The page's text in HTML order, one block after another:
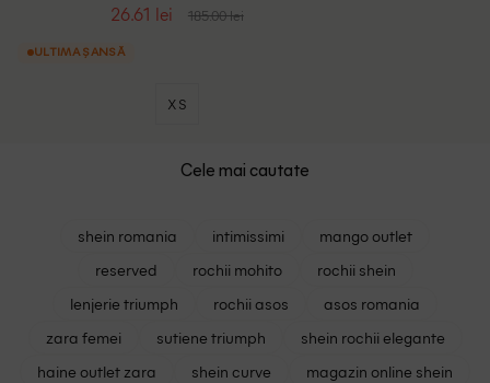
26.61 lei 185.00 lei
ULTIMA ȘANSĂ
XS
Cele mai cautate
shein romania intimissimi
mango outlet
reserved
rochii mohito
rochii shein
lenjerie triumph
rochii asos
asos romania
zara femei
sutiene triumph
shein rochii elegante
haine outlet zara
shein curve
magazin online shein